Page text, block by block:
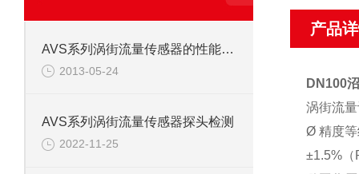
AVS系列涡街流量传感器的性能特点
2013-05-24
AVS系列涡街流量传感器探头检测
2022-11-25
产品
DN100
涡街流
Ø 精度等
±1.5%（